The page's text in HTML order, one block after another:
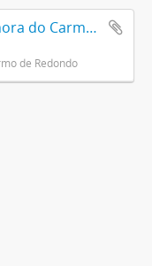
Ordem Terceira de Nossa Senhora do Carmo de Redondo
de Redondo